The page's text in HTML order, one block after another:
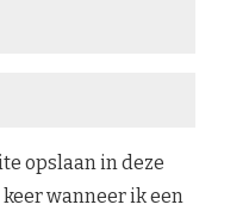
opslaan in deze
wanneer ik een